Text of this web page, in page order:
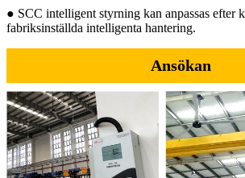
● SCC intelligent styrning kan anpassas efter
fabriksinställda intelligenta hantering.
Ansökan